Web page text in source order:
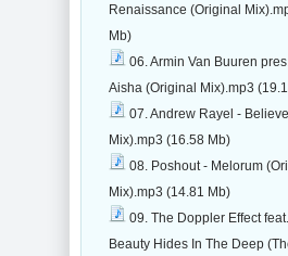
Renaissance (Original
Mb)
06. Armin Van Buuren
Aisha (Original Mix).mp3
07. Andrew Rayel -
Mix).mp3 (16.58 Mb)
08. Poshout - Melorum
Mix).mp3 (14.81 Mb)
09. The Doppler Effect
Beauty Hides In The Deep